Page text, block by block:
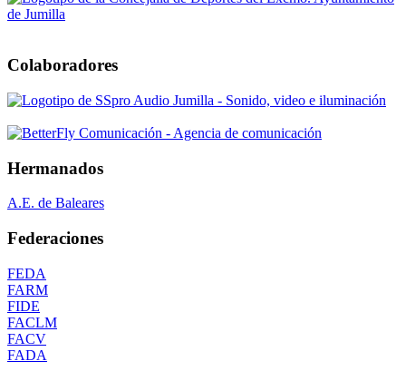
Colaboradores
Hermanados
A.E. de Baleares
Federaciones
FEDA
FARM
FIDE
FACLM
FACV
FADA